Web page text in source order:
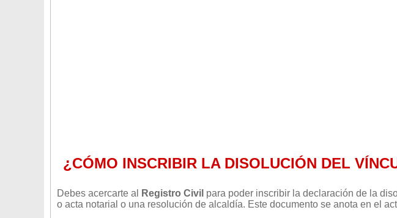
¿CÓMO INSCRIBIR LA DISOLUCIÓN DEL
Debes acercarte al Registro Civil para poder inscribir la declaración de la
o acta notarial o una resolución de alcaldía. Este documento se anota en el